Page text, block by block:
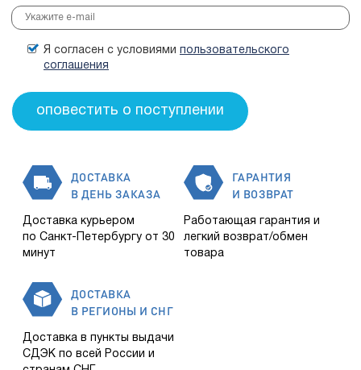
Я согласен с условиями пользовательского
соглашения
ДОСТАВКА
В ДЕНЬ ЗАКАЗА
Доставка курьером
по Санкт-Петербургу от 30
минут
ГАРАНТИЯ
И ВОЗВРАТ
Работающая гарантия и
легкий возврат/обмен
товара
ДОСТАВКА
В РЕГИОНЫ И СНГ
Доставка в пункты выдачи
СДЭК по всей России и